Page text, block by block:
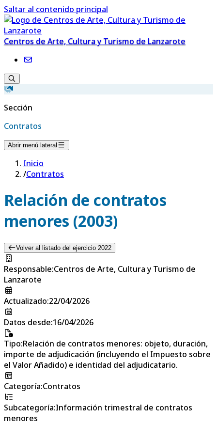
Saltar al contenido principal
Centros de Arte, Cultura y Turismo de Lanzarote
Sección
Contratos
Abrir menú lateral
Inicio
/Contratos
Relación de contratos
menores (2003)
Volver al listado del ejercicio 2022
Responsable:Centros de Arte, Cultura y Turismo de
Lanzarote
Actualizado:22/04/2026
Datos desde:16/04/2026
Tipo:Relación de contratos menores: objeto, duración,
importe de adjudicación (incluyendo el Impuesto sobre
el Valor Añadido) e identidad del adjudicatario.
Categoría:Contratos
Subcategoría:Información trimestral de contratos
menores